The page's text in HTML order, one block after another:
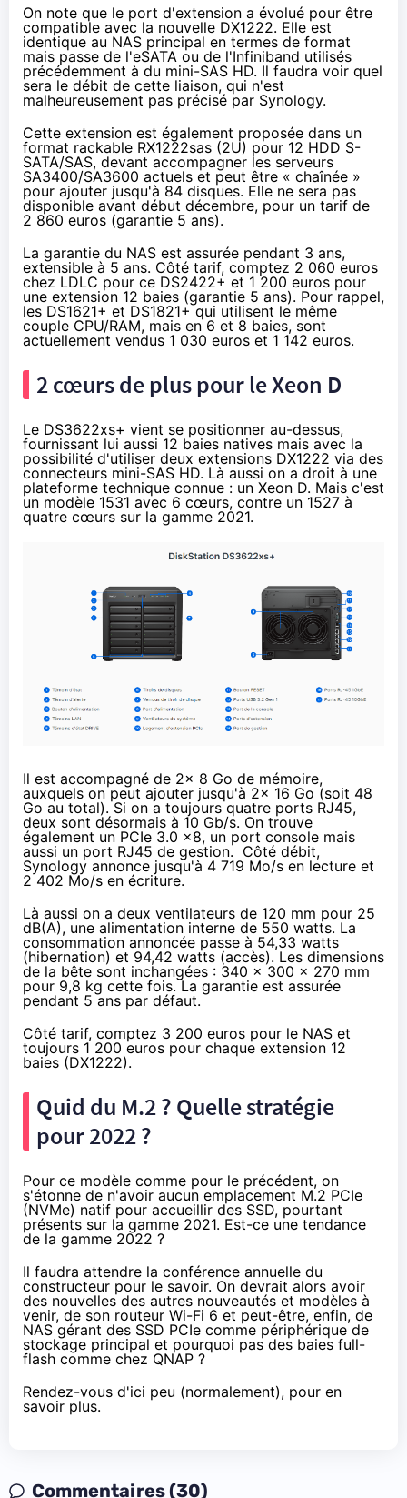
On note que le port d'extension a évolué pour être
compatible avec la nouvelle DX1222. Elle est
identique au NAS principal en termes de format
mais passe de l'eSATA ou de l'Infiniband utilisés
précédemment à du mini-SAS HD. Il faudra voir quel
sera le débit de cette liaison, qui n'est
malheureusement pas précisé par Synology.
Cette extension est également proposée dans un
format rackable RX1222sas (2U) pour 12 HDD S-
SATA/SAS, devant accompagner les serveurs
SA3400/SA3600 actuels et peut être « chaînée »
pour ajouter jusqu'à 84 disques. Elle ne sera pas
disponible avant début décembre, pour un tarif de
2 860 euros (garantie 5 ans).
La garantie du NAS est assurée pendant 3 ans,
extensible à 5 ans. Côté tarif, comptez 2 060 euros
chez LDLC pour ce DS2422+ et 1 200 euros pour
une extension 12 baies (garantie 5 ans). Pour rappel,
les DS1621+ et DS1821+ qui utilisent le même
couple CPU/RAM, mais en 6 et 8 baies, sont
actuellement vendus 1 030 euros et 1 142 euros.
2 cœurs de plus pour le Xeon D
Le DS3622xs+ vient se positionner au-dessus,
fournissant lui aussi 12 baies natives mais avec la
possibilité d'utiliser deux extensions DX1222 via des
connecteurs mini-SAS HD. Là aussi on a droit à une
plateforme technique connue : un Xeon D. Mais c'est
un modèle 1531 avec 6 cœurs, contre un 1527 à
quatre cœurs sur la gamme 2021.
Il est accompagné de 2x 8 Go de mémoire,
auxquels on peut ajouter jusqu'à 2x 16 Go (soit 48
Go au total). Si on a toujours quatre ports RJ45,
deux sont désormais à 10 Gb/s. On trouve
également un PCIe 3.0 x8, un port console mais
aussi un port RJ45 de gestion. Côté débit,
Synology annonce jusqu'à 4 719 Mo/s en lecture et
2 402 Mo/s en écriture.
Là aussi on a deux ventilateurs de 120 mm pour 25
dB(A), une alimentation interne de 550 watts. La
consommation annoncée passe à 54,33 watts
(hibernation) et 94,42 watts (accès). Les dimensions
de la bête sont inchangées : 340 x 300 x 270 mm
pour 9,8 kg cette fois. La garantie est assurée
pendant 5 ans par défaut.
Côté tarif, comptez 3 200 euros pour le NAS et
toujours 1 200 euros pour chaque extension 12
baies (DX1222).
Quid du M.2 ? Quelle stratégie
pour 2022 ?
Pour ce modèle comme pour le précédent, on
s'étonne de n'avoir aucun emplacement M.2 PCIe
(NVMe) natif pour accueillir des SSD, pourtant
présents sur la gamme 2021. Est-ce une tendance
de la gamme 2022 ?
Il faudra attendre la conférence annuelle du
constructeur pour le savoir. On devrait alors avoir
des nouvelles des autres nouveautés et modèles à
venir, de son routeur Wi-Fi 6 et peut-être, enfin, de
NAS gérant des SSD PCIe comme périphérique de
stockage principal et pourquoi pas des baies full-
flash comme chez QNAP ?
Rendez-vous d'ici peu (normalement), pour en
savoir plus.
Commentaires (30)